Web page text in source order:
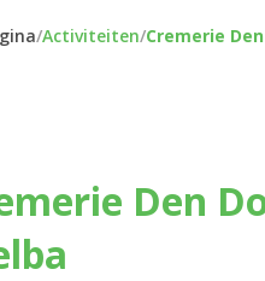
/Activiteiten/Cremerie